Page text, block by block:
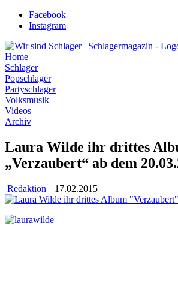
Zum
Inhalt
Facebook
Instagram
Home
Schlager
Popschlager
Partyschlager
Volksmusik
Videos
Archiv
Laura Wilde ihr drittes
„Verzaubert“ ab dem
Redaktion 17.02.2015